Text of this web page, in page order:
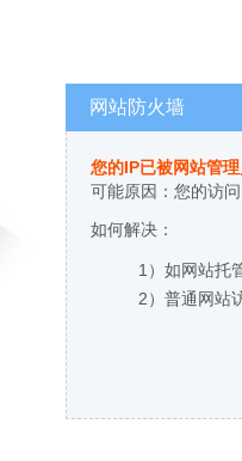
网站防火墙
您的IP已被网站管
可能原因：您的访
如何解决：
1）如网站托
2）普通网站